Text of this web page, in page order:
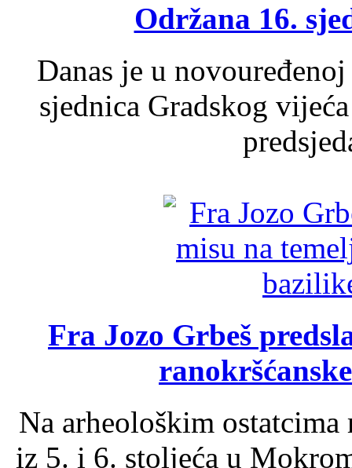
Održana 16.
Danas je u
sjednica Gradskog
Fra Jozo Grbeš
Na arheološkim
iz 5. i 6. stoljeća u